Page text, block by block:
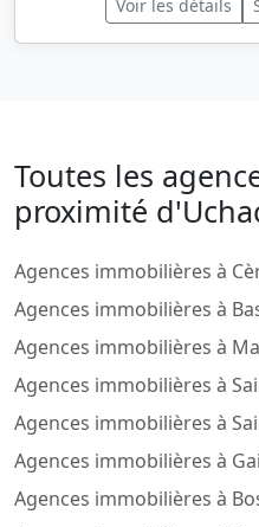
Voir les détails
Toutes les
proximité
Agences immobilières à
Agences immobilières à
Agences immobilières à
Agences immobilières à
Agences immobilières à
Agences immobilières à
Agences immobilières à